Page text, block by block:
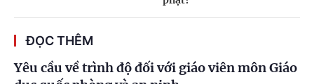
ĐỌC THÊM
Yêu cầu về trình độ đối với giáo viên môn Giáo